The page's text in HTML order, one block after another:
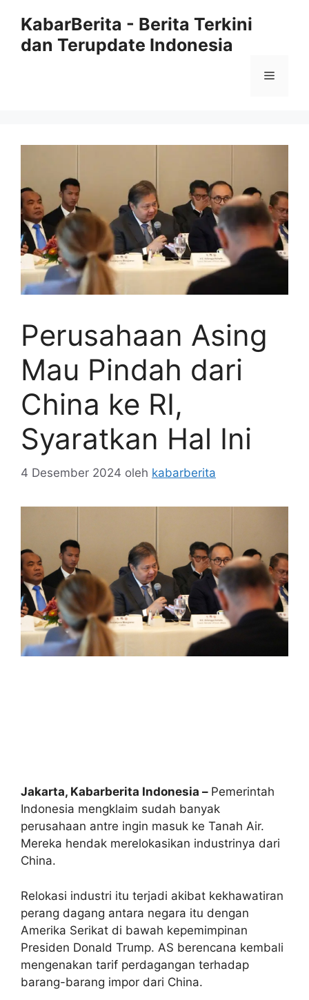
KabarBerita - Berita Terkini
dan Terupdate Indonesia
Menu
Perusahaan Asing
Mau Pindah dari
China ke RI,
Syaratkan Hal Ini
4 Desember 2024 oleh kabarberita
Jakarta, Kabarberita Indonesia – Pemerintah
Indonesia mengklaim sudah banyak
perusahaan antre ingin masuk ke Tanah Air.
Mereka hendak merelokasikan industrinya dari
China.
Relokasi industri itu terjadi akibat kekhawatiran
perang dagang antara negara itu dengan
Amerika Serikat di bawah kepemimpinan
Presiden Donald Trump. AS berencana kembali
mengenakan tarif perdagangan terhadap
barang-barang impor dari China.